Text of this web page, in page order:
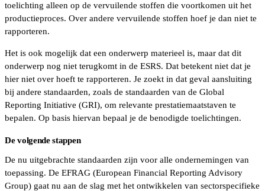
toelichting alleen op de vervuilende stoffen die voortkomen uit het
productieproces. Over andere vervuilende stoffen hoef je dan niet te
rapporteren.
Het is ook mogelijk dat een onderwerp materieel is, maar dat dit
onderwerp nog niet terugkomt in de ESRS. Dat betekent niet dat je
hier niet over hoeft te rapporteren. Je zoekt in dat geval aansluiting
bij andere standaarden, zoals de standaarden van de Global
Reporting Initiative (GRI), om relevante prestatiemaatstaven te
bepalen. Op basis hiervan bepaal je de benodigde toelichtingen.
De volgende stappen
De nu uitgebrachte standaarden zijn voor alle ondernemingen van
toepassing. De EFRAG (European Financial Reporting Advisory
Group) gaat nu aan de slag met het ontwikkelen van sectorspecifieke